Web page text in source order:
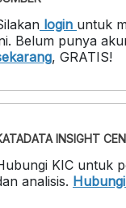
login untuk
. Belum punya
, GRATIS!
INSIGHT
KIC untuk
analisis.